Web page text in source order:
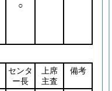
○
センタ
ー長
上席
主査
備考